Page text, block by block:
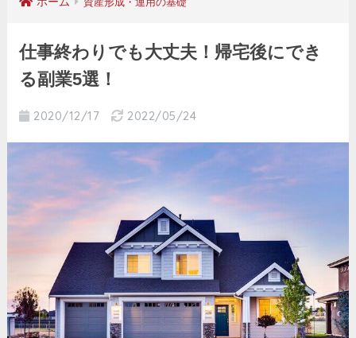
仕事終わりでも大丈夫！帰宅後にでき
る副業5選！
2020/12/17 2022/05/24